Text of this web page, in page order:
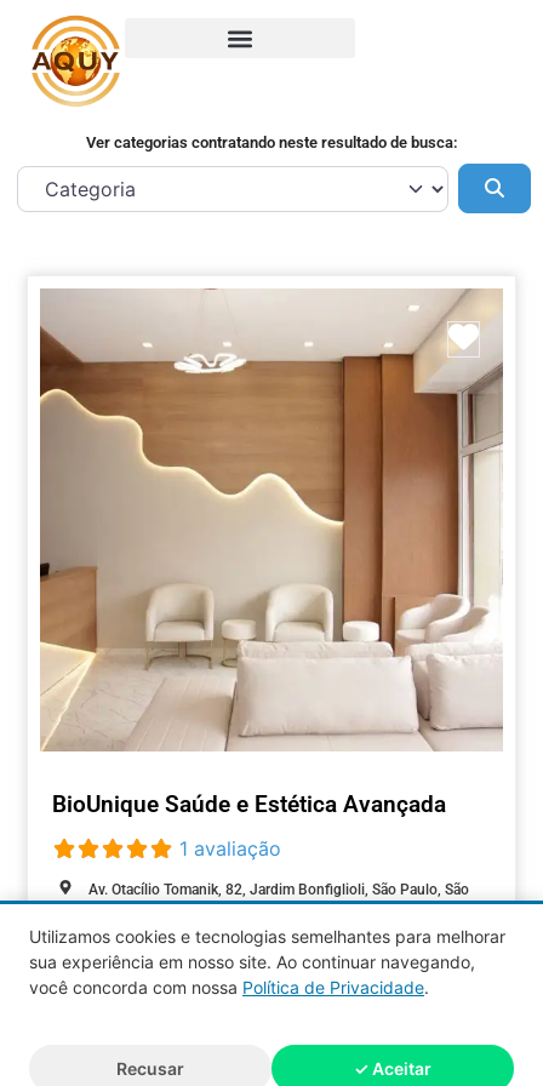
Ver categorias contratando neste resultado de busca:
BioUnique Saúde e Estética Avançada
1 avaliação
Av. Otacílio Tomanik, 82, Jardim Bonfiglioli, São Paulo, São
BELEZA Aberto agora:
reservados.
Utilizamos cookies e tecnologias semelhantes para melhorar
sua experiência em nosso site. Ao continuar navegando,
você concorda com nossa Política de Privacidade.
Recusar ✓ Aceitar